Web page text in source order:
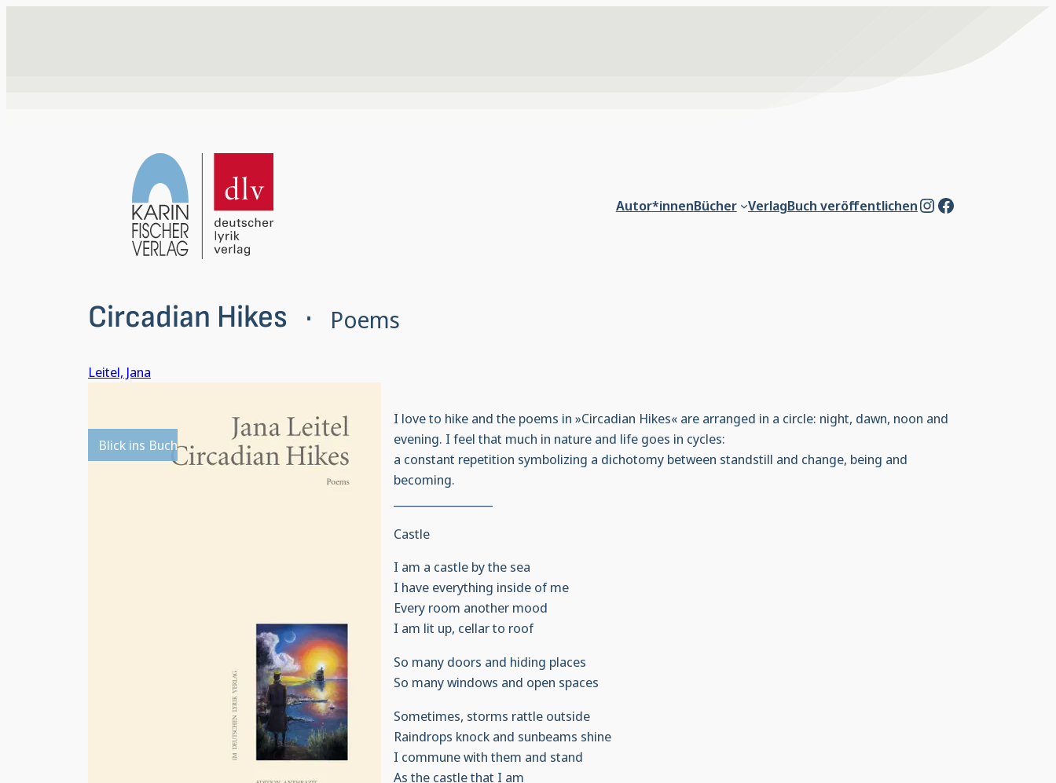
Autor*innenBücher VerlagBuch veröffentlichenInstagram
Facebook
Circadian Hikes · Poems
Leitel, Jana
Blick ins Buch
I love to hike and the poems in »Circadian Hikes« are arranged in a circle: night, dawn, noon and
evening. I feel that much in nature and life goes in cycles:
a constant repetition symbolizing a dichotomy between standstill and change, being and
becoming.
Castle
I am a castle by the sea
I have everything inside of me
Every room another mood
I am lit up, cellar to roof
So many doors and hiding places
So many windows and open spaces
Sometimes, storms rattle outside
Raindrops knock and sunbeams shine
I commune with them and stand
As the castle that I am